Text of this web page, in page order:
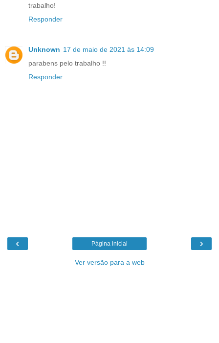
trabalho!
Responder
Unknown 17 de maio de 2021 às 14:09
parabens pelo trabalho !!
Responder
‹ ›
Página inicial
Ver versão para a web